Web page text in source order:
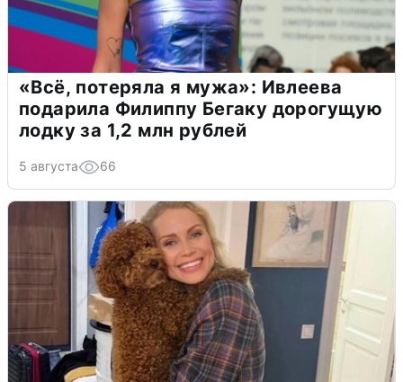
«Всё, потеряла я мужа»: Ивлеева
подарила Филиппу Бегаку дорогущую
лодку за 1,2 млн рублей
5 августа 66